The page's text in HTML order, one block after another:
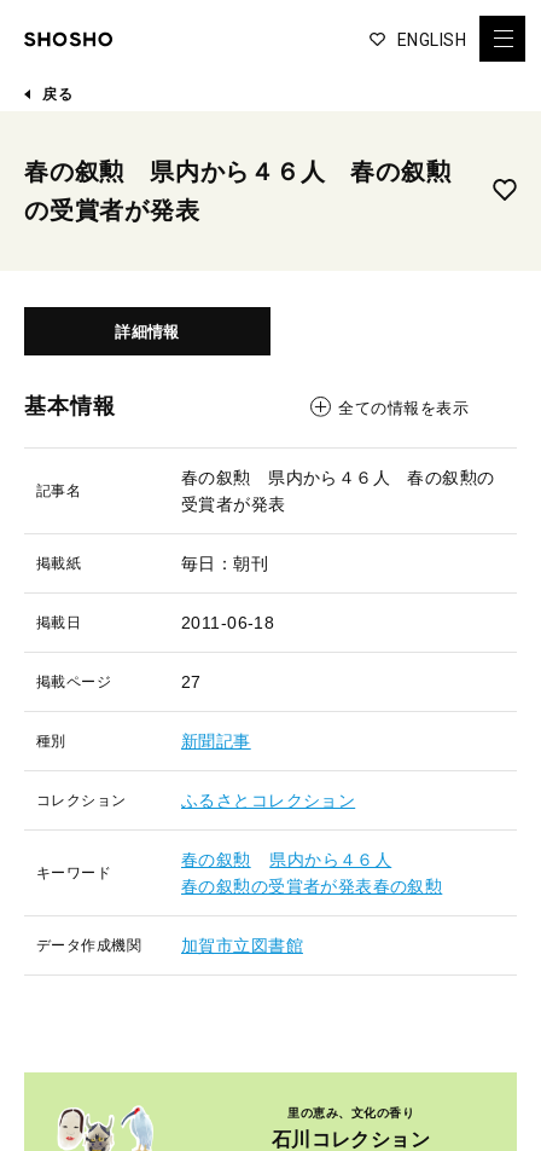
ENGLISH
戻る
春の叙勲 県内から４６人 春の叙勲
の受賞者が発表
詳細情報
基本情報 全ての情報を表示
記事名
春の叙勲 県内から４６人 春の叙勲の
受賞者が発表
掲載紙 毎日：朝刊
掲載日 2011-06-18
掲載ページ 27
種別 新聞記事
コレクション ふるさとコレクション
キーワード
春の叙勲
県内から４６人
春の叙勲の受賞者が発表春の叙勲
データ作成機関 加賀市立図書館
里の恵み、文化の香り
石川コレクション